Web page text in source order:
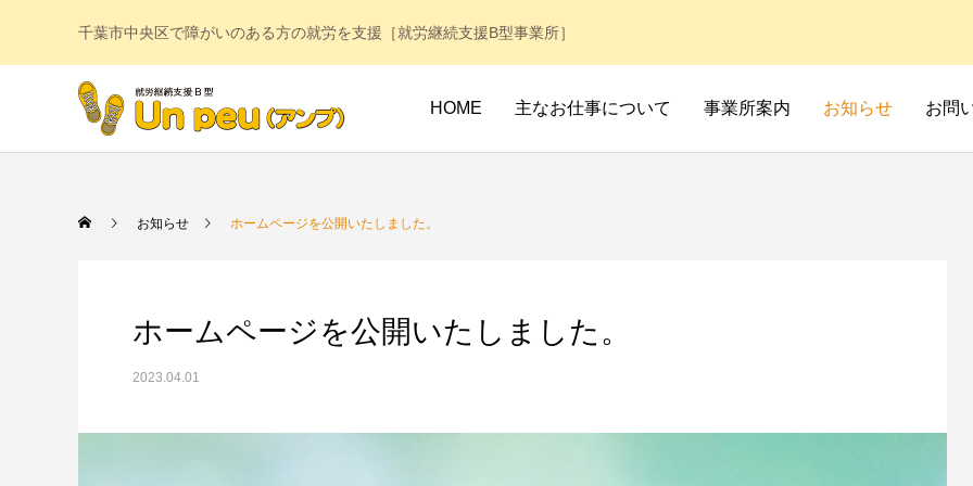
千葉市中央区で障がいのある方の就労を支援［就労継続支援B型事業所］
HOME 主なお仕事について 事業所案内 お知らせ お問
お知らせ ホームページを公開いたしました。
ホームページを公開いたしました。
2023.04.01